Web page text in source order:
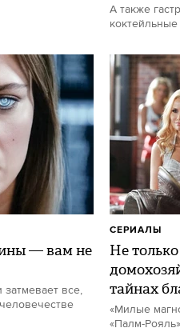
А также
— вам не
все,
Не
тайнах
«Милые
«Палм-
СЕРИАЛЫ